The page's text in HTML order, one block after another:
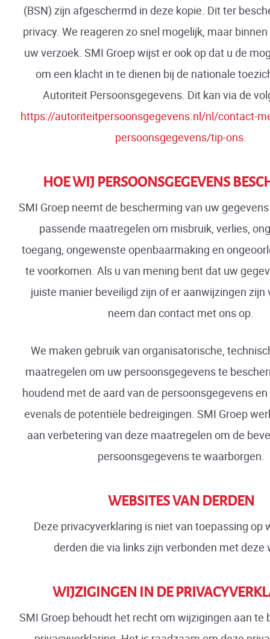
(BSN) zijn afgeschermd in deze kopie. Dit ter
privacy. We reageren zo snel mogelijk, maar
uw verzoek. SMI Groep wijst er ook op dat u de
om een klacht in te dienen bij de nationale
Autoriteit Persoonsgegevens. Dit kan via de
https://autoriteitpersoonsgegevens.nl/nl/contact-
persoonsgegevens/tip-ons.
HOE WIJ PERSOONSGEGEVENS
SMI Groep neemt de bescherming van uw
passende maatregelen om misbruik, verlies,
toegang, ongewenste openbaarmaking en
te voorkomen. Als u van mening bent dat uw
juiste manier beveiligd zijn of er aanwijzingen zijn
neem dan contact met ons op.
We maken gebruik van organisatorische,
maatregelen om uw persoonsgegevens te
houdend met de aard van de persoonsgegevens
evenals de potentiële bedreigingen. SMI Groep
aan verbetering van deze maatregelen om de
persoonsgegevens te waarborgen.
WEBSITES VAN DERDEN
Deze privacyverklaring is niet van toepassing op
derden die via links zijn verbonden met deze
WIJZIGINGEN IN DE
SMI Groep behoudt het recht om wijzigingen aan te